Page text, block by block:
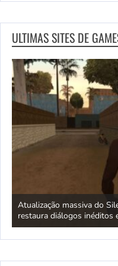
ULTIMAS SITES DE
Atualização massiva do
restaura diálogos inéditos